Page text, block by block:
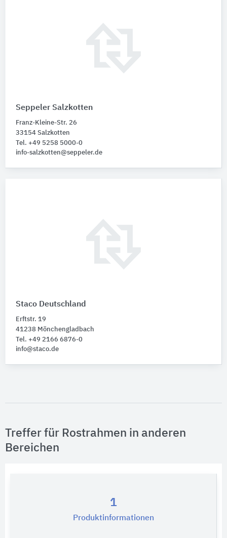
Seppeler Salzkotten
Franz-Kleine-Str. 26
33154 Salzkotten
Tel. +49 5258 5000-0
info-salzkotten@seppeler.de
Staco Deutschland
Erftstr. 19
41238 Mönchengladbach
Tel. +49 2166 6876-0
info@staco.de
Treffer für Rostrahmen in anderen
Bereichen
1
Produktinformationen